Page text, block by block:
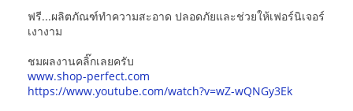
ฟรี...ผลิตภัณฑ์ทำความสะอาด ปลอดภัยและช่วยให้เฟอร์นิเจอร์
เงางาม
ชมผลงานคลิ๊กเลยครับ
www.shop-perfect.com
https://www.youtube.com/watch?v=wZ-wQNGy3Ek